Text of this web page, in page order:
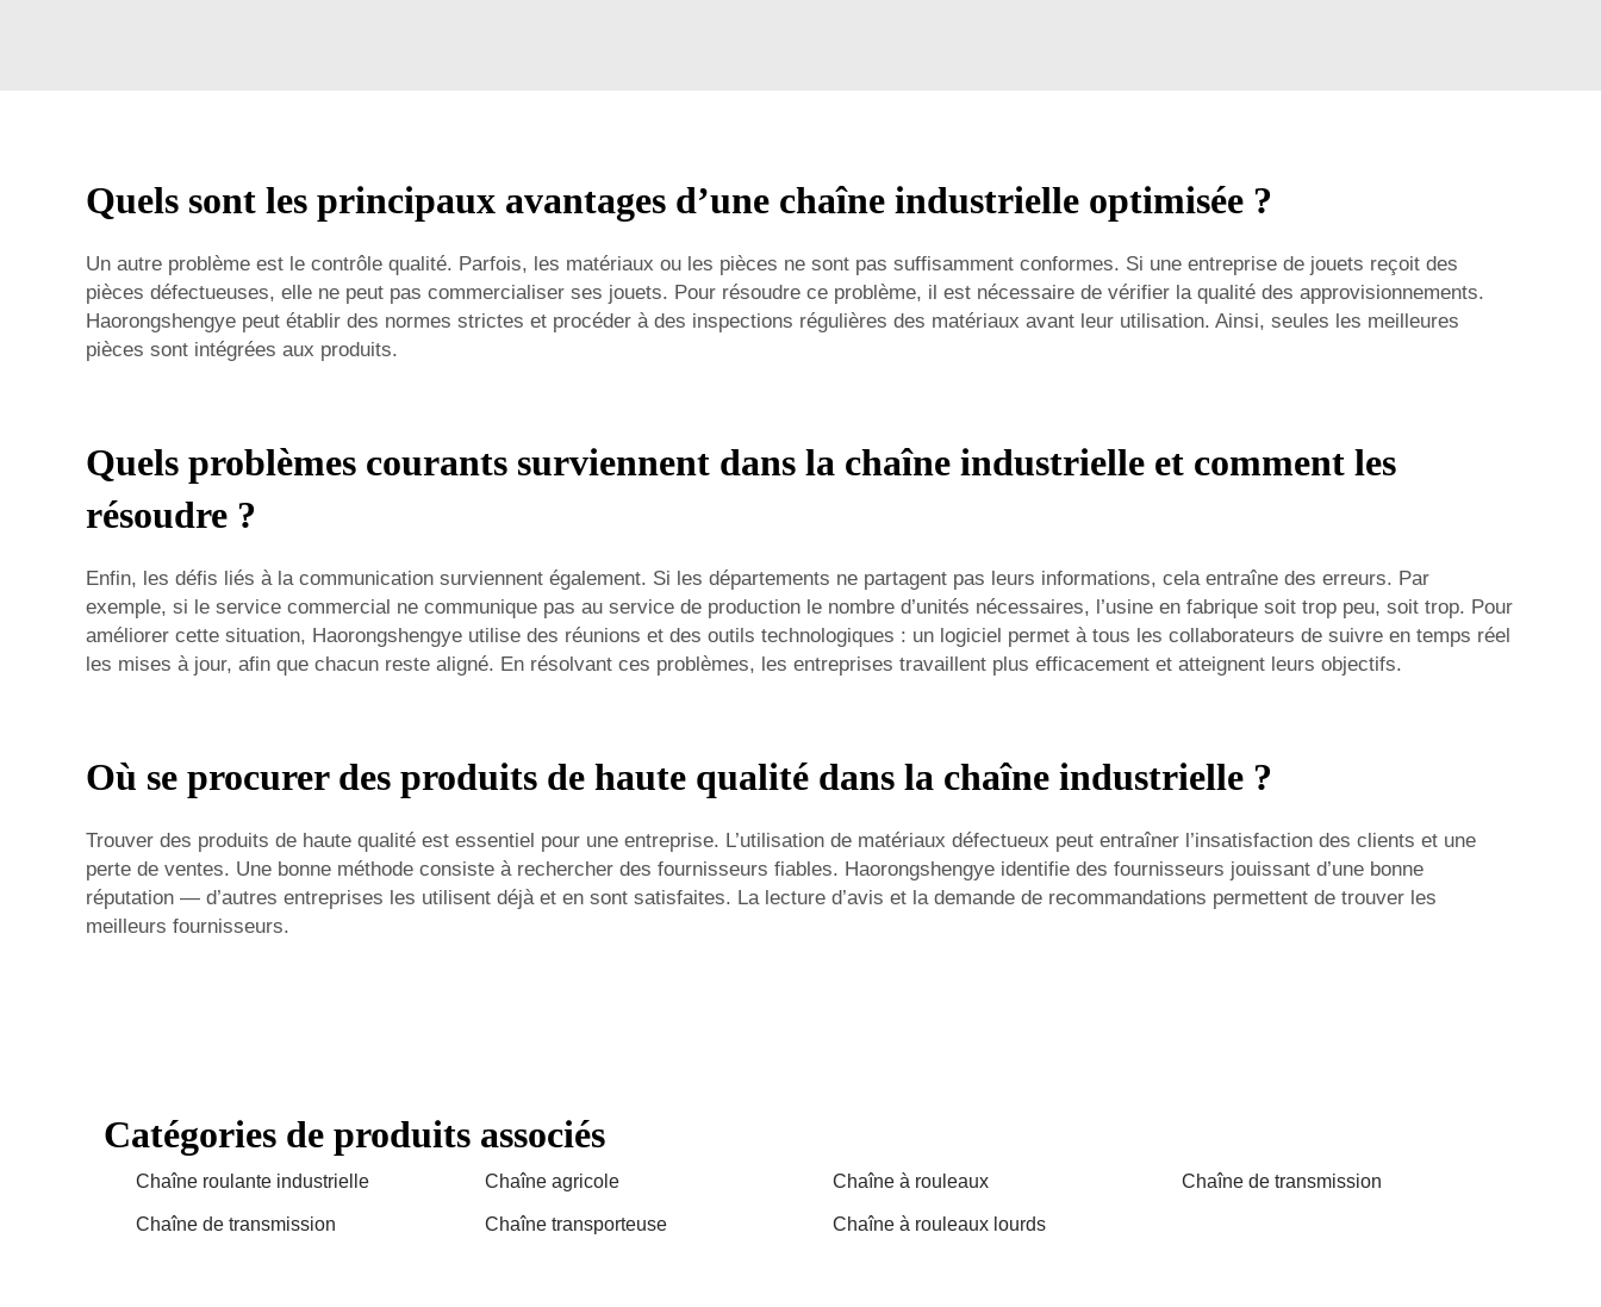
Quels sont les principaux avantages d’une chaîne industrielle optimisée ?
Un autre problème est le contrôle qualité. Parfois, les matériaux ou les pièces ne sont pas suffisamment conformes. Si une entreprise de jouets reçoit des
pièces défectueuses, elle ne peut pas commercialiser ses jouets. Pour résoudre ce problème, il est nécessaire de vérifier la qualité des approvisionnements.
Haorongshengye peut établir des normes strictes et procéder à des inspections régulières des matériaux avant leur utilisation. Ainsi, seules les meilleures
pièces sont intégrées aux produits.
Quels problèmes courants surviennent dans la chaîne industrielle et comment les
résoudre ?
Enfin, les défis liés à la communication surviennent également. Si les départements ne partagent pas leurs informations, cela entraîne des erreurs. Par
exemple, si le service commercial ne communique pas au service de production le nombre d’unités nécessaires, l’usine en fabrique soit trop peu, soit trop. Pour
améliorer cette situation, Haorongshengye utilise des réunions et des outils technologiques : un logiciel permet à tous les collaborateurs de suivre en temps réel
les mises à jour, afin que chacun reste aligné. En résolvant ces problèmes, les entreprises travaillent plus efficacement et atteignent leurs objectifs.
Où se procurer des produits de haute qualité dans la chaîne industrielle ?
Trouver des produits de haute qualité est essentiel pour une entreprise. L’utilisation de matériaux défectueux peut entraîner l’insatisfaction des clients et une
perte de ventes. Une bonne méthode consiste à rechercher des fournisseurs fiables. Haorongshengye identifie des fournisseurs jouissant d’une bonne
réputation — d’autres entreprises les utilisent déjà et en sont satisfaites. La lecture d’avis et la demande de recommandations permettent de trouver les
meilleurs fournisseurs.
Catégories de produits associés
Chaîne roulante industrielle Chaîne agricole Chaîne à rouleaux Chaîne de transmission
Chaîne de transmission Chaîne transporteuse Chaîne à rouleaux lourds